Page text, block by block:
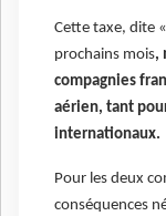
Cette taxe, dite
prochains mois,
compagnies
aérien, tant
internationaux.
Pour les deux
conséquences